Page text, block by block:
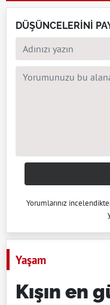
DÜŞÜNCELERİNİ
Yorumlarınız
Yaşam
Kışın en